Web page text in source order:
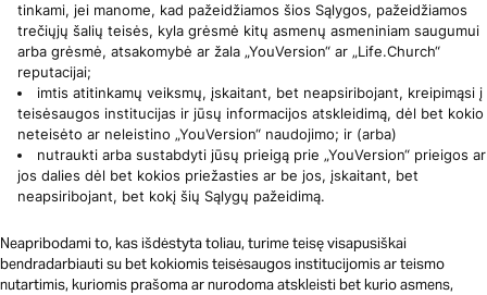
tinkami, jei manome, kad pažeidžiamos šios Sąlygos, pažeidžiamos
trečiųjų šalių teisės, kyla grėsmė kitų asmenų asmeniniam saugumui
arba grėsmė, atsakomybė ar žala „YouVersion“ ar „Life.Church“
reputacijai;
imtis atitinkamų veiksmų, įskaitant, bet neapsiribojant, kreipimąsi į
teisėsaugos institucijas ir jūsų informacijos atskleidimą, dėl bet kokio
neteisėto ar neleistino „YouVersion“ naudojimo; ir (arba)
nutraukti arba sustabdyti jūsų prieigą prie „YouVersion“ prieigos ar
jos dalies dėl bet kokios priežasties ar be jos, įskaitant, bet
neapsiribojant, bet kokį šių Sąlygų pažeidimą.
Neapribodami to, kas išdėstyta toliau, turime teisę visapusiškai
bendradarbiauti su bet kokiomis teisėsaugos institucijomis ar teismo
nutartimis, kuriomis prašoma ar nurodoma atskleisti bet kurio asmens,